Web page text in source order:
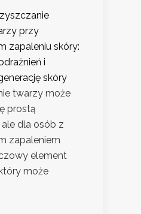
przy
zapaleniu skóry:
i
skóry
twarzy może
prostą
dla osób z
zapaleniem
element
może